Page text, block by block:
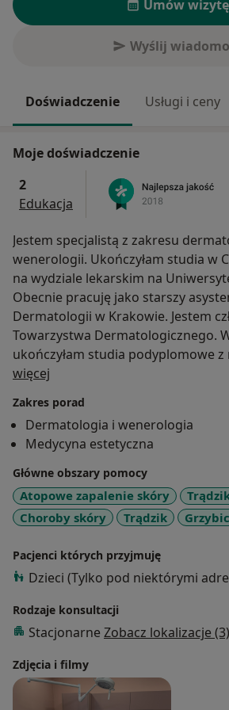
Umów wizytę
Wyślij
Doświadczenie Usługi i ceny
Moje doświadczenie
2
Edukacja
Jestem specjalistą z zakresu
wenerologii. Ukończyłam studia w
na wydziale lekarskim na
Obecnie pracuję jako starszy
Dermatologii w Krakowie. Jestem
Towarzystwa Dermatologicznego.
ukończyłam studia podyplomowe z
estetycznej w GWSH w Katowicach.
dermatoskopii oraz licznych
naukowych. Prowadziłam wykłady i
dermatologii dla studentów
Małopolskiej Wyższej Szkole im.
Krakowie.
więcej
Zakres porad
Dermatologia i wenerologia
Medycyna estetyczna
Główne obszary pomocy
Atopowe zapalenie skóry
Choroby skóry
Trądzik
Pacjenci których przyjmuję
Dzieci (Tylko pod niektórymi
Rodzaje konsultacji
Stacjonarne Zobacz lokalizacje (3)
Zdjęcia i filmy